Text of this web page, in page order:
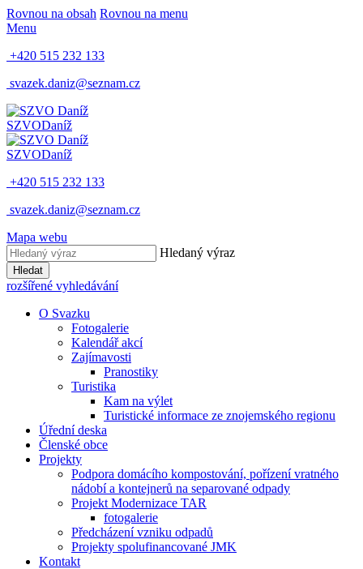
Rovnou na obsah Rovnou na menu
Menu
+420 515 232 133
svazek.daniz@seznam.cz
SZVODaníž
SZVODaníž
+420 515 232 133
svazek.daniz@seznam.cz
Mapa webu
Hledaný výraz
Hledat
rozšířené vyhledávání
O Svazku
Fotogalerie
Kalendář akcí
Zajímavosti
Pranostiky
Turistika
Kam na výlet
Turistické informace ze znojemského regionu
Úřední deska
Členské obce
Projekty
Podpora domácího kompostování, pořízení vratného
nádobí a kontejnerů na separované odpady
Projekt Modernizace TAR
fotogalerie
Předcházení vzniku odpadů
Projekty spolufinancované JMK
Kontakt